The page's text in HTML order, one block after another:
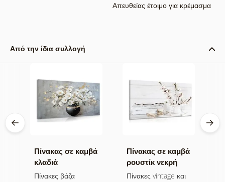
Απευθείας έτοιμο για κρέμασμα
Από την ίδια συλλογή
Πίνακας σε καμβά
κλαδιά
λουλουδιών σε
Πίνακες βάζα
Πίνακας σε καμβά
ρουστίκ νεκρή
φύση
Πίνακες vintage και